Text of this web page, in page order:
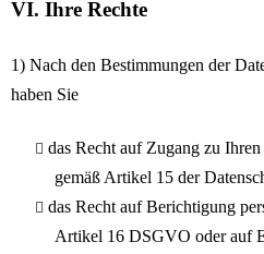
VI. Ihre Rechte
1) Nach den Bestimmungen der
haben Sie
das Recht auf Zugang zu
gemäß Artikel 15 der
das Recht auf Berichtigung
Artikel 16 DSGVO oder auf